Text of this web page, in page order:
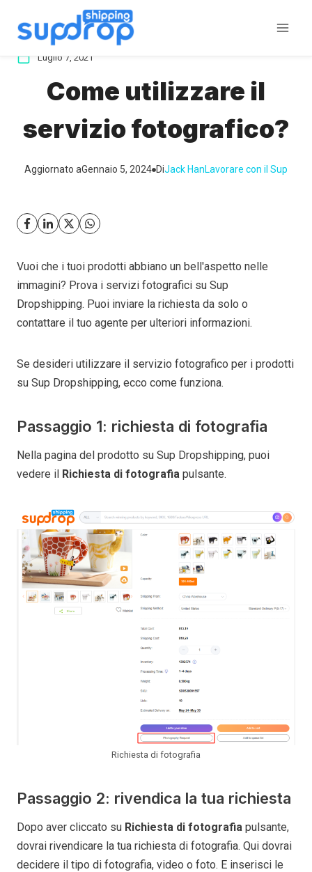
Luglio 7, 2021
Come utilizzare il
servizio fotografico?
Aggiornato aGennaio 5, 2024 DiJack HanLavorare con il Sup
Vuoi che i tuoi prodotti abbiano un bell'aspetto nelle
immagini? Prova i servizi fotografici su Sup
Dropshipping. Puoi inviare la richiesta da solo o
contattare il tuo agente per ulteriori informazioni.
Se desideri utilizzare il servizio fotografico per i prodotti
su Sup Dropshipping, ecco come funziona.
Passaggio 1: richiesta di fotografia
Nella pagina del prodotto su Sup Dropshipping, puoi
vedere il Richiesta di fotografia pulsante.
Richiesta di fotografia
Passaggio 2: rivendica la tua richiesta
Dopo aver cliccato su Richiesta di fotografia pulsante,
dovrai rivendicare la tua richiesta di fotografia. Qui dovrai
decidere il tipo di fotografia, video o foto. E inserisci le